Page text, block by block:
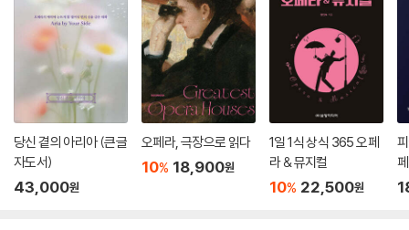
당신 곁의 아리아 (큰글
자도서)
43,000원
오페라, 극장으로 읽다
10% 18,900원
1일 1식 상식 365 오페
라 & 뮤지컬
10% 22,500원